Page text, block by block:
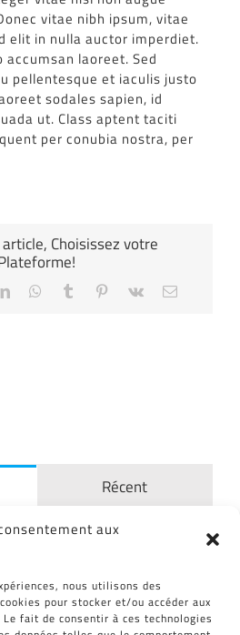
aux
nous utilisons des
pour stocker et/ou accéder aux
fait de consentir à ces technologies
vitae nibh ipsum, vitae
elit in nulla auctor imperdiet.
laoreet. Sed
pellentesque et iaculis justo
sodales sapien, id
ut. Class aptent taciti
per conubia nostra, per
Choisissez votre
LinkedInWhatsApp
TumblrPinterest
Vk
Récent
fête ses 30 Ans !
: Masters 2018